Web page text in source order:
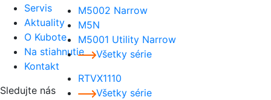
M5002 Narrow
M5N
M5001 Utility Narrow
Všetky série
RTVX1110
Všetky série
Servis
Aktuality
O Kubote
Na stiahnutie
Kontakt
Sledujte nás